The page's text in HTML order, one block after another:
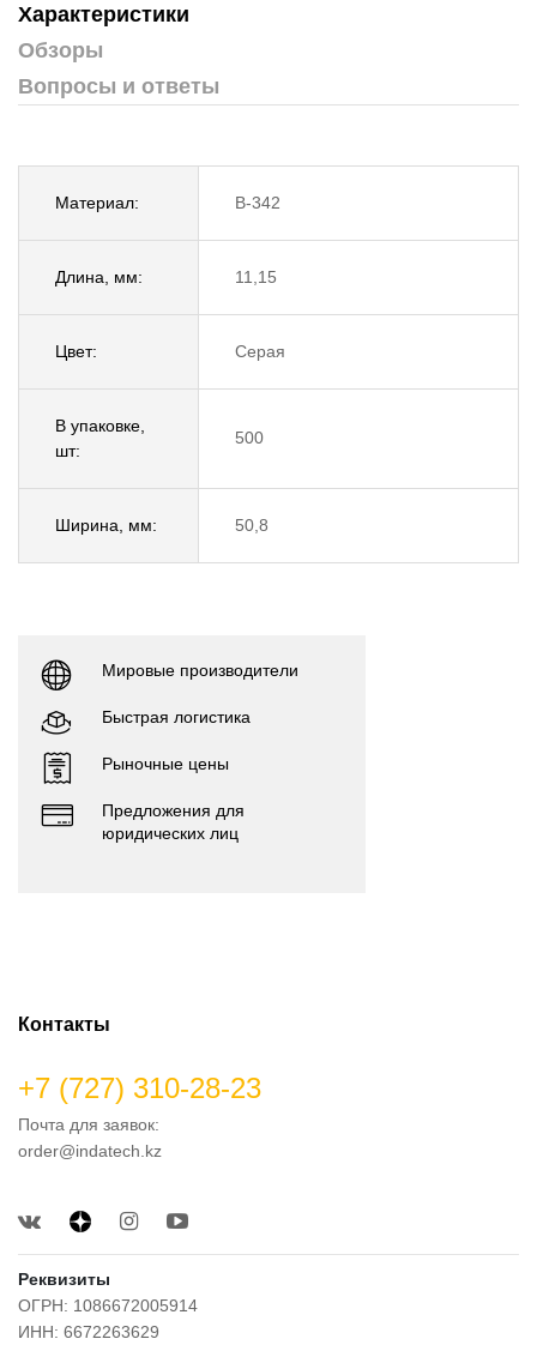
Характеристики
Обзоры
Вопросы и ответы
Материал: B-342
Длина, мм: 11,15
Цвет: Серая
В упаковке,
шт:
500
Ширина, мм: 50,8
Мировые производители
Быстрая логистика
Рыночные цены
Предложения для
юридических лиц
Контакты
+7 (727) 310-28-23
Почта для заявок:
order@indatech.kz
Реквизиты
ОГРН: 1086672005914
ИНН: 6672263629